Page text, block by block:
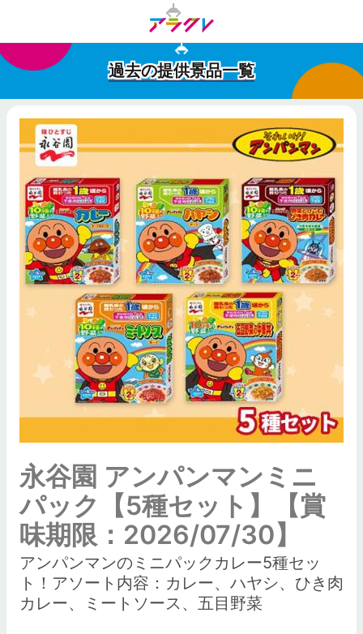
過去の提供景品一覧
永谷園 アンパンマンミニ
パック【5種セット】【賞
味期限：2026/07/30】
アンパンマンのミニパックカレー5種セッ
ト！アソート内容：カレー、ハヤシ、ひき肉
カレー、ミートソース、五目野菜